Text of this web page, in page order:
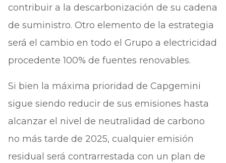
contribuir a la descarbonización de su cadena
de suministro. Otro elemento de la estrategia
será el cambio en todo el Grupo a electricidad
procedente 100% de fuentes renovables.
Si bien la máxima prioridad de Capgemini
sigue siendo reducir de sus emisiones hasta
alcanzar el nivel de neutralidad de carbono
no más tarde de 2025, cualquier emisión
residual será contrarrestada con un plan de